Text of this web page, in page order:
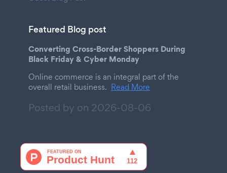
Featured Blog post
Converting Cross-Border Shoppers During
Black Friday & Cyber Monday
Online commerce is an integral part of the
overall retail business. Read More
Posted by on 2026-08-06